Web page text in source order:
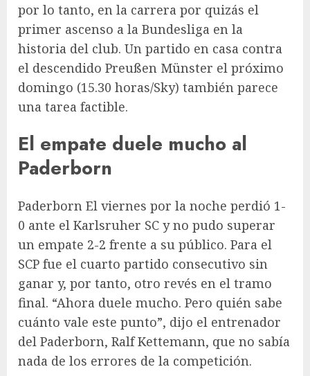
por lo tanto, en la carrera por quizás el
primer ascenso a la Bundesliga en la
historia del club. Un partido en casa contra
el descendido Preußen Münster el próximo
domingo (15.30 horas/Sky) también parece
una tarea factible.
El empate duele mucho al
Paderborn
Paderborn El viernes por la noche perdió 1-
0 ante el Karlsruher SC y no pudo superar
un empate 2-2 frente a su público. Para el
SCP fue el cuarto partido consecutivo sin
ganar y, por tanto, otro revés en el tramo
final. “Ahora duele mucho. Pero quién sabe
cuánto vale este punto”, dijo el entrenador
del Paderborn, Ralf Kettemann, que no sabía
nada de los errores de la competición.